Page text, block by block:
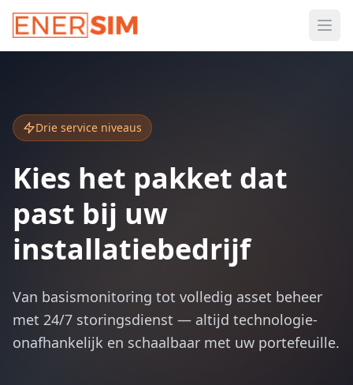
Drie service niveaus
Kies het pakket dat
past bij uw
installatiebedrijf
Van basismonitoring tot volledig asset beheer
met 24/7 storingsdienst — altijd technologie-
onafhankelijk en schaalbaar met uw portefeuille.